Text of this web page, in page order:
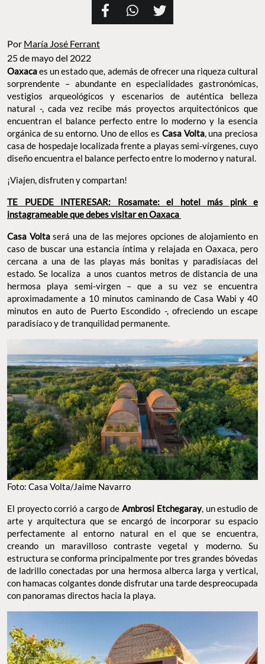
Por María José Ferrant
25 de mayo del 2022
Oaxacaes un estado que, además de ofrecer una riqueza cultural
sorprendente – abundante en especialidades gastronómicas,
vestigios arqueológicos y escenarios de auténtica belleza
natural -, cada vez recibe más proyectos arquitectónicos que
encuentran el balance perfecto entre lo moderno y la esencia
orgánica de su entorno. Uno de ellos es Casa Volta, una preciosa
casa de hospedaje localizada frente a playas semi-vírgenes, cuyo
diseño encuentra el balance perfecto entre lo moderno y natural.
¡Viajen, disfruten y compartan!
TE PUEDE INTERESAR: Rosamate: el hotel más pink e
instagrameable que debes visitar en Oaxaca
Casa Voltaserá una de las mejores opciones de alojamiento en
caso de buscar una estancia íntima y relajada en Oaxaca, pero
cercana a una de las playas más bonitas y paradisíacas del
estado. Se localiza a unos cuantos metros de distancia de una
hermosa playa semi-virgen – que a su vez se encuentra
aproximadamente a 10 minutos caminando de Casa Wabi y 40
minutos en auto de Puerto Escondido -, ofreciendo un escape
paradisíaco y de tranquilidad permanente.
Foto: Casa Volta/Jaime Navarro
El proyecto corrió a cargo de Ambrosi Etchegaray, un estudio de
arte y arquitectura que se encargó de incorporar su espacio
perfectamente al entorno natural en el que se encuentra,
creando un maravilloso contraste vegetal y moderno. Su
estructura se conforma principalmente por tres grandes bóvedas
de ladrillo conectadas por una hermosa alberca larga y vertical,
con hamacas colgantes donde disfrutar una tarde despreocupada
con panoramas directos hacia la playa.